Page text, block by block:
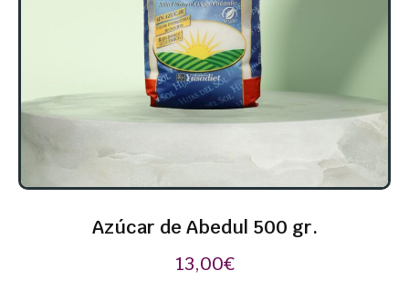
Azúcar de Abedul 500 gr.
13,00€